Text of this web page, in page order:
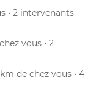
• 2 intervenants
vous • 2
de chez vous • 4